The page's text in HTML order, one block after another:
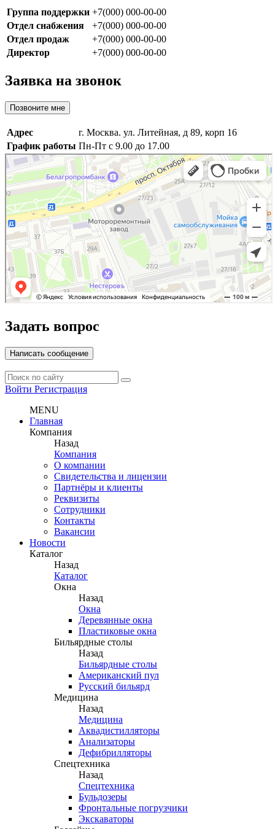
Группа поддержки +7(000) 000-00-00
Отдел снабжения
+7(000) 000-00-00
Отдел продаж
+7(000) 000-00-00
Директор
+7(000) 000-00-00
Заявка на звонок
Позвоните мне
Адрес
г. Москва. ул. Литейная, д 89, корп 16
График работы Пн-Пт с 9.00 до 17.00
Задать вопрос
Написать сообщение
Войти Регистрация
MENU
Главная
Компания
Назад
Компания
О компании
Свидетельства и лицензии
Партнёры и клиенты
Реквизиты
Сотрудники
Контакты
Вакансии
Новости
Каталог
Назад
Каталог
Окна
Назад
Окна
Деревянные окна
Пластиковые окна
Бильярдные столы
Назад
Бильярдные столы
Американский пул
Русский бильярд
Медицина
Назад
Медицина
Аквадистилляторы
Анализаторы
Дефибрилляторы
Спецтехника
Назад
Спецтехника
Бульдозеры
Фронтальные погрузчики
Экскаваторы